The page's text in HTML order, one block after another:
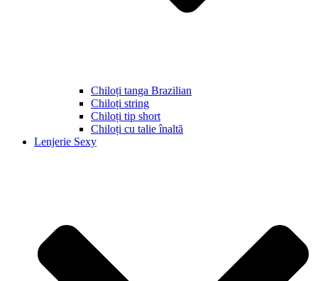
Chiloți tanga Brazilian
Chiloți string
Chiloți tip short
Chiloți cu talie înaltă
Lenjerie Sexy